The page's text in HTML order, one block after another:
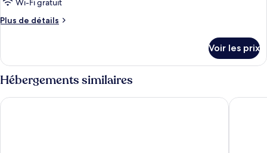
Wi-Fi gratuit
Plus de détails
Plus
le
type
de
chambre
Now
Voir les prix
Hébergements similaires
Holiday Inn NYC - Lower East Side by IHG Canal